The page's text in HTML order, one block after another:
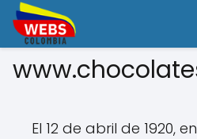
El 12 de abril de 1920,